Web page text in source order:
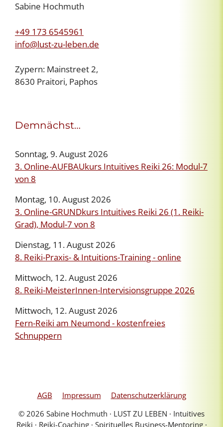
Sabine Hochmuth
+49 173 6545961
info@lust-zu-leben.de
Zypern: Mainstreet 2,
8630 Praitori, Paphos
Demnächst…
Sonntag, 9. August 2026
3. Online-AUFBAUkurs Intuitives Reiki 26: Modul-7
von 8
Montag, 10. August 2026
3. Online-GRUNDkurs Intuitives Reiki 26 (1. Reiki-
Grad), Modul-7 von 8
Dienstag, 11. August 2026
8. Reiki-Praxis- & Intuitions-Training - online
Mittwoch, 12. August 2026
8. Reiki-MeisterInnen-Intervisionsgruppe 2026
Mittwoch, 12. August 2026
Fern-Reiki am Neumond - kostenfreies
Schnuppern
AGB Impressum
Datenschutzerklärung
© 2026 Sabine Hochmuth ∙ LUST ZU LEBEN ∙ Intuitives
Reiki ∙ Reiki-Coaching ∙ Spirituelles Business-Mentoring ∙